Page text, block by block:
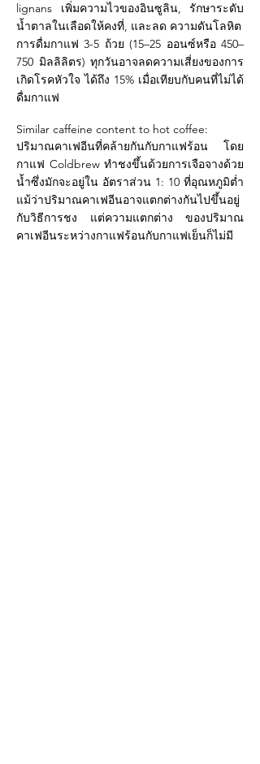
lignans เพิ่มความไวของอินซูลิน, รักษาระดับ
น้ำตาลในเลือดให้คงที่, และลด ความดันโลหิต
การดื่มกาแฟ 3-5 ถ้วย (15–25 ออนซ์หรือ 450–
750 มิลลิลิตร) ทุกวันอาจลดความเสี่ยงของการ
เกิดโรคหัวใจ ได้ถึง 15% เมื่อเทียบกับคนที่ไม่ได้
ดื่มกาแฟ
Similar caffeine content to hot coffee:
ปริมาณคาเฟอีนที่คล้ายกันกับกาแฟร้อน โดย
กาแฟ Coldbrew ทำชงขึ้นด้วยการเจือจางด้วย
น้ำซึ่งมักจะอยู่ใน อัตราส่วน 1: 10 ที่อุณหภูมิต่ำ
แม้ว่าปริมาณคาเฟอีนอาจแตกต่างกันไปขึ้นอยู่
กับวิธีการชง แต่ความแตกต่าง ของปริมาณ
คาเฟอีนระหว่างกาแฟร้อนกับกาแฟเย็นก็ไม่มี